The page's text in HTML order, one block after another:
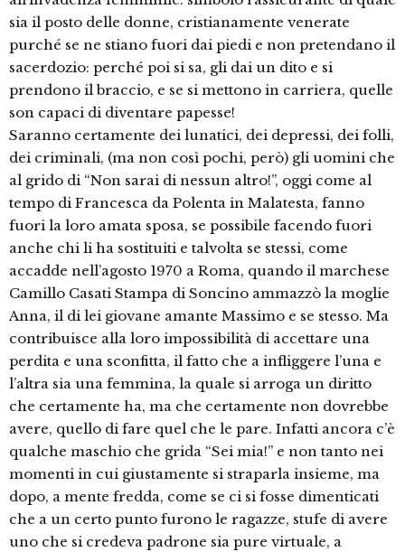
sia il posto delle donne, cristianamente venerate
purché se ne stiano fuori dai piedi e non pretendano il
sacerdozio: perché poi si sa, gli dai un dito e si
prendono il braccio, e se si mettono in carriera, quelle
son capaci di diventare papesse!
Saranno certamente dei lunatici, dei depressi, dei folli,
dei criminali, (ma non così pochi, però) gli uomini che
al grido di “Non sarai di nessun altro!”, oggi come al
tempo di Francesca da Polenta in Malatesta, fanno
fuori la loro amata sposa, se possibile facendo fuori
anche chi li ha sostituiti e talvolta se stessi, come
accadde nell’agosto 1970 a Roma, quando il marchese
Camillo Casati Stampa di Soncino ammazzò la moglie
Anna, il di lei giovane amante Massimo e se stesso. Ma
contribuisce alla loro impossibilità di accettare una
perdita e una sconfitta, il fatto che a infliggere l’una e
l’altra sia una femmina, la quale si arroga un diritto
che certamente ha, ma che certamente non dovrebbe
avere, quello di fare quel che le pare. Infatti ancora c’è
qualche maschio che grida “Sei mia!” e non tanto nei
momenti in cui giustamente si straparla insieme, ma
dopo, a mente fredda, come se ci si fosse dimenticati
che a un certo punto furono le ragazze, stufe di avere
uno che si credeva padrone sia pure virtuale, a